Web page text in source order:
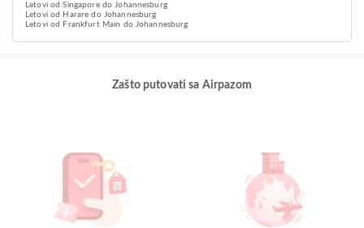
Letovi od Singapore do Johannesburg
Letovi od Harare do Johannesburg
Letovi od Frankfurt Main do Johannesburg
Zašto putovati sa Airpazom